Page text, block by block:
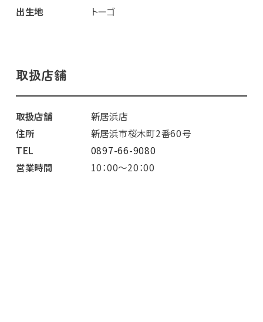
出生地
トーゴ
取扱店舗
取扱店舗
新居浜店
住所
新居浜市桜木町2番60号
TEL
0897-66-9080
営業時間
10：00～20：00